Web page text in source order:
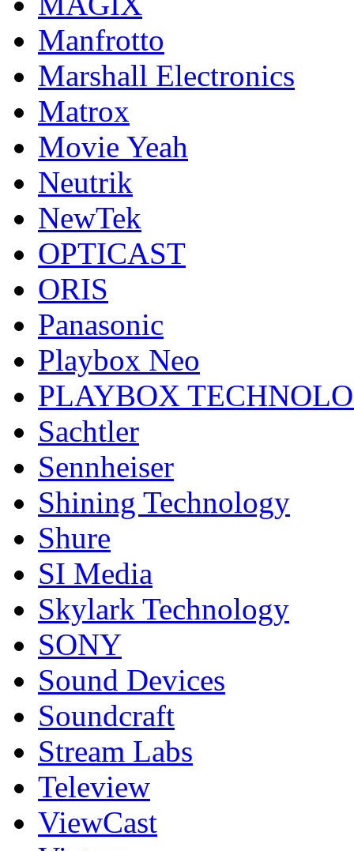
Manfrotto
Marshall Electronics
Matrox
Movie Yeah
Neutrik
NewTek
OPTICAST
ORIS
Panasonic
Playbox Neo
PLAYBOX
Sachtler
Sennheiser
Shining Technology
Shure
SI Media
Skylark Technology
SONY
Sound Devices
Soundcraft
Stream Labs
Teleview
ViewCast